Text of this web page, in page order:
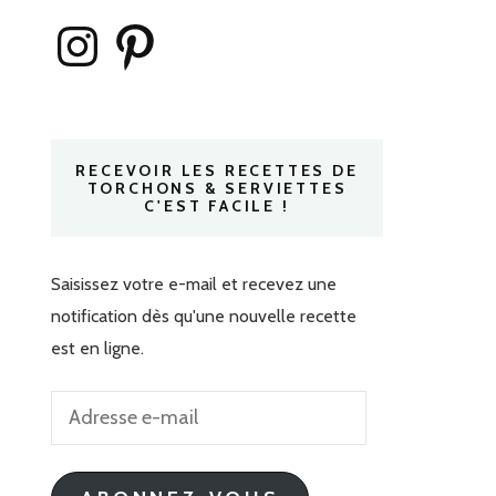
InstagramPinterest
RECEVOIR LES RECETTES DE
TORCHONS & SERVIETTES
C'EST FACILE !
Saisissez votre e-mail et recevez une
notification dès qu'une nouvelle recette
est en ligne.
Adresse
mail